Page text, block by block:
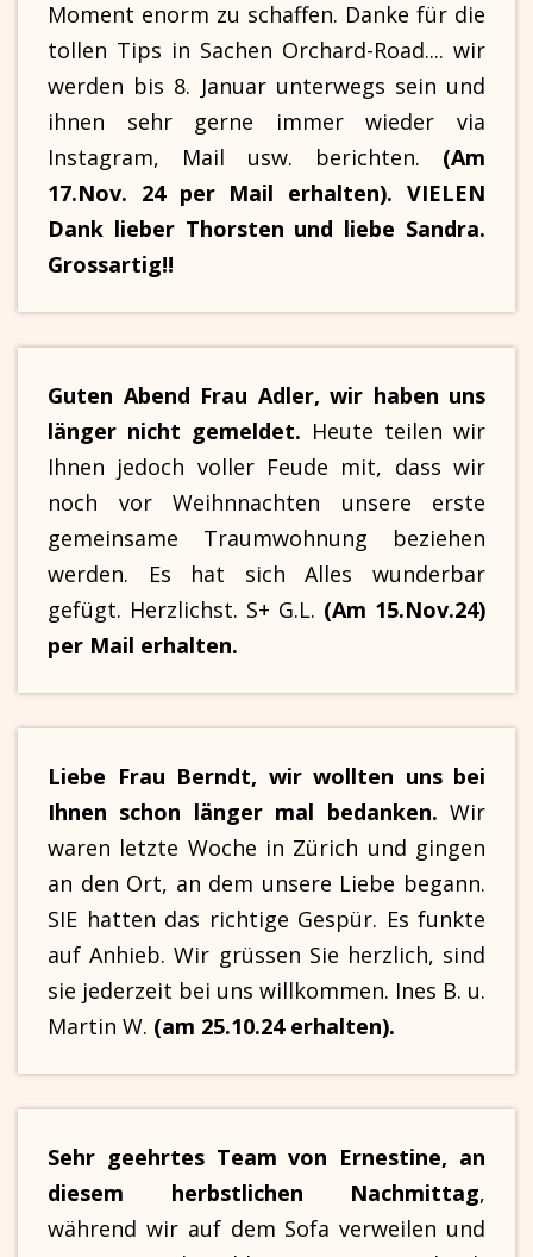
Moment enorm zu schaffen. Danke für die
tollen Tips in Sachen Orchard-Road.... wir
werden bis 8. Januar unterwegs sein und
ihnen sehr gerne immer wieder via
Instagram, Mail usw. berichten. (Am
17.Nov. 24 per Mail erhalten). VIELEN
Dank lieber Thorsten und liebe Sandra.
Grossartig!!
Guten Abend Frau Adler, wir haben uns
länger nicht gemeldet. Heute teilen wir
Ihnen jedoch voller Feude mit, dass wir
noch vor Weihnnachten unsere erste
gemeinsame Traumwohnung beziehen
werden. Es hat sich Alles wunderbar
gefügt. Herzlichst. S+ G.L. (Am 15.Nov.24)
per Mail erhalten.
Liebe Frau Berndt, wir wollten uns bei
Ihnen schon länger mal bedanken. Wir
waren letzte Woche in Zürich und gingen
an den Ort, an dem unsere Liebe begann.
SIE hatten das richtige Gespür. Es funkte
auf Anhieb. Wir grüssen Sie herzlich, sind
sie jederzeit bei uns willkommen. Ines B. u.
Martin W. (am 25.10.24 erhalten).
Sehr geehrtes Team von Ernestine, an
diesem herbstlichen Nachmittag,
während wir auf dem Sofa verweilen und